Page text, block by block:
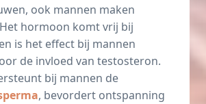
ook mannen maken
hormoon komt vrij bij
is het effect bij mannen
de invloed van testosteron.
bij mannen de
, bevordert ontspanning